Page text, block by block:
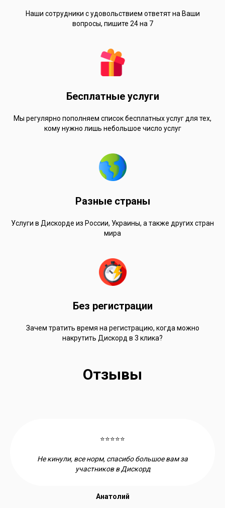
Наши сотрудники с удовольствием ответят на Ваши
вопросы, пишите 24 на 7
Бесплатные услуги
Мы регулярно пополняем список бесплатных услуг для тех,
кому нужно лишь небольшое число услуг
Разные страны
Услуги в Дискорде из России, Украины, а также других стран
мира
Без регистрации
Зачем тратить время на регистрацию, когда можно
накрутить Дискорд в 3 клика?
Отзывы
⭐⭐⭐⭐⭐
Не кинули, все норм, спасибо большое вам за
участников в Дискорд
Анатолий